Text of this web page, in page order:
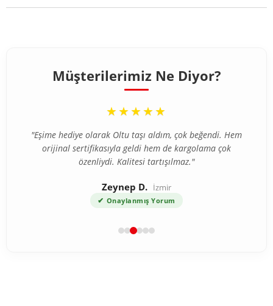
Müşterilerimiz Ne Diyor?
“
★★★★★
"Eşime hediye olarak Oltu taşı aldım, çok beğendi. Hem
orijinal sertifikasıyla geldi hem de kargolama çok
özenliydi. Kalitesi tartışılmaz."
Zeynep D. İzmir
✔ Onaylanmış Yorum